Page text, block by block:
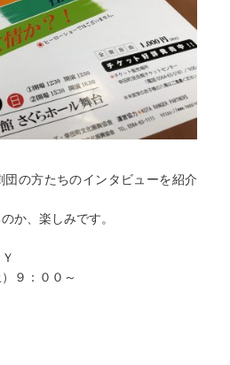
の方たちのインタビューを紹介
か、楽しみです。
９：００～